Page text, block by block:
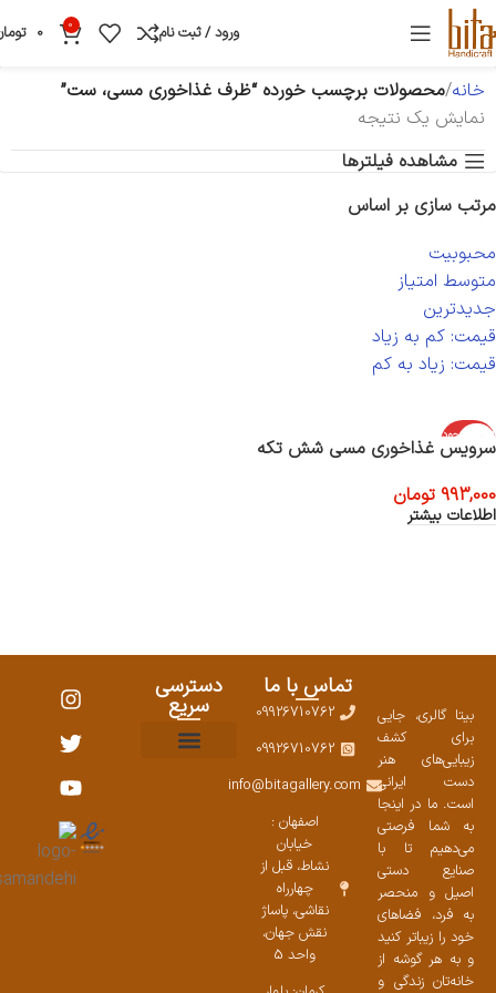
ورود / ثبت نام 0
0
خانه محصولات برچسب خورده “ظرف غذاخوری مسی، ست”
نمایش یک نتیجه
مشاهده فیلترها
مرتب سازی بر اساس
محبوبیت
متوسط امتیاز
جدیدترین
قیمت: کم به زیاد
قیمت: زیاد به کم
اتمام موجود
ی
سرویس غذاخوری مسی شش تکه
993,000 تومان
اطلاعات بیشتر
بیتا گالری، جایی
برای کشف
زیبایی‌های هنر
دست ایرانی
است. ما در اینجا
به شما فرصتی
می‌دهیم تا با
صنایع دستی
اصیل و منحصر
به فرد، فضاهای
خود را زیباتر کنید
و به هر گوشه از
خانه‌تان زندگی و
تماس با ما
09926710762
09926710762
info@bitagallery.com
اصفهان :
خیابان
نشاط، قبل از
چهارراه
نقاشی، پاساژ
نقش جهان،
واحد 5
دسترسی
سریع